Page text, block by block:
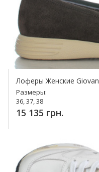
Лоферы Женские
Размеры:
36, 37, 38
15 135 грн.